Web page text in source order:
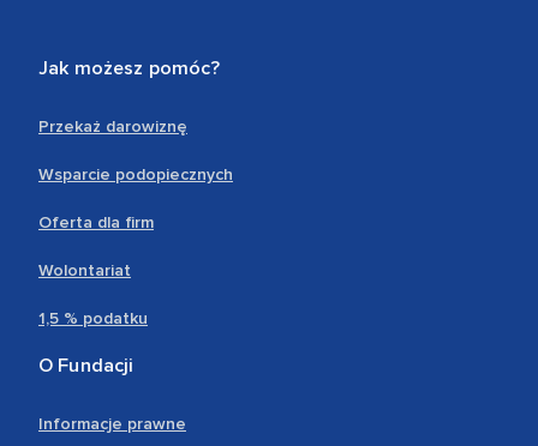
Jak możesz pomóc?
Przekaż darowiznę
Wsparcie podopiecznych
Oferta dla firm
Wolontariat
1,5 % podatku
O Fundacji
Informacje prawne